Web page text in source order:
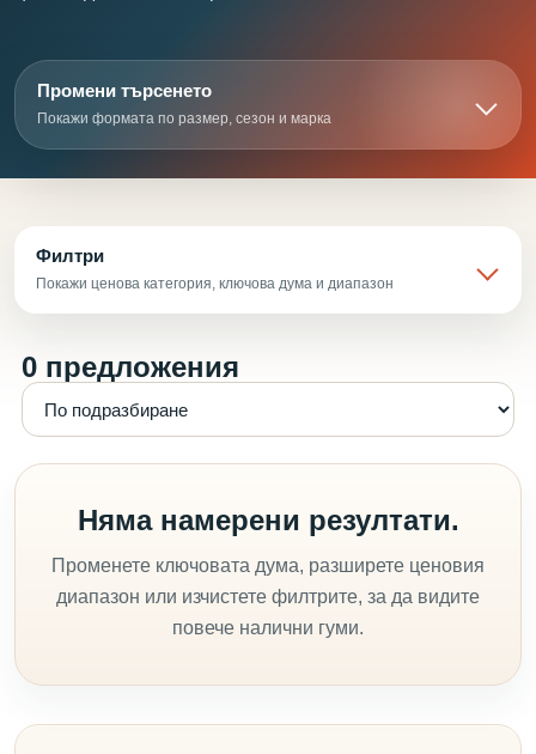
Промени търсенето
Покажи формата по размер, сезон и марка
Филтри
Покажи ценова категория, ключова дума и диапазон
0 предложения
Няма намерени резултати.
Променете ключовата дума, разширете ценовия
диапазон или изчистете филтрите, за да видите
повече налични гуми.